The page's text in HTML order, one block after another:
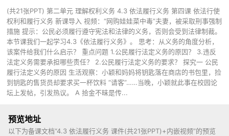
(共21张PPT) 第二单元 理解权利义务 4.3 依法履行义务 第四课 依法行使
权利和履行义务 新课导入 视频：“网购娃娃菜中毒”夫妻，被采取刑事强制
措施 提示：公民必须履行遵守宪法和法律的义务，否则会受到法律制裁。
本节课我们一起学习4.3《依法履行义务》。 思考：从义务的角度分析，
该案件给我们什么启示？ 重点问题 1.公民履行法定义务的原因？ 3.违反
法定义务需要承担哪些责任？ 2.公民履行法定义务的要求？ 探究一 公民
履行法定义务的原因 生活观察：小颖和妈妈将钥匙落在商店的书包里，捡
到钥匙的售货员却要求买一杯饮料 “请客”……当晚，小颖就此事在校园论
坛上发帖，引发热议。 A 拾金不昧是传...
预览地址
以下为备课文档“4.3 依法履行义务 课件(共21张PPT)+内嵌视频”的预览